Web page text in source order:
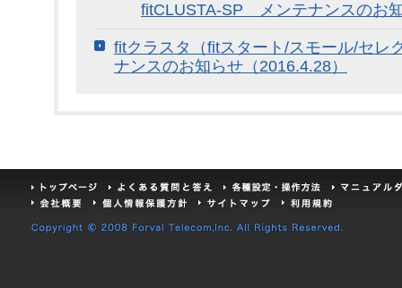
fitCLUSTA-SP メンテナンスのお
fitクラスタ（fitスタート/スモール/セレ
ナンスのお知らせ（2016.4.28）